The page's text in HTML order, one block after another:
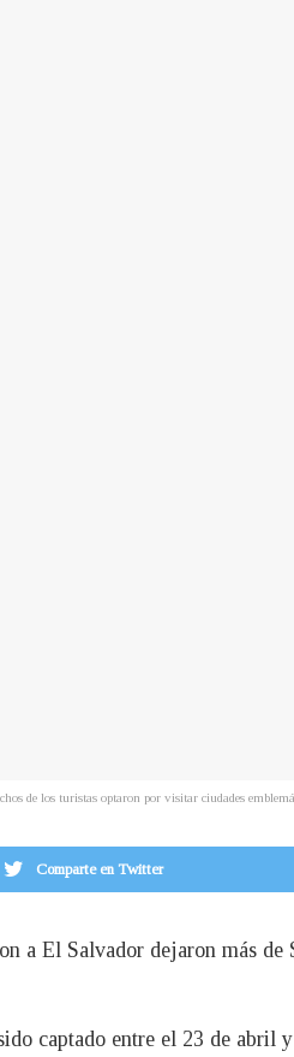
de los turistas optaron por visitar ciudades
Comparte en Twitter
a El Salvador dejaron más de
captado entre el 23 de abril